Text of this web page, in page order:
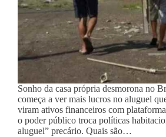
Sonho da casa própria desmorona no
começa a ver mais lucros no aluguel
viram ativos financeiros com
o poder público troca políticas
aluguel” precário. Quais são…